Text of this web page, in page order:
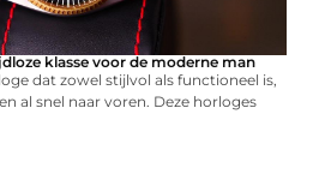
klasse voor de moderne man
dat zowel stijlvol als functioneel is,
al snel naar voren. Deze horloges